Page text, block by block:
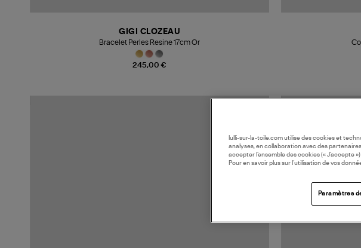
245,00 €
GIGI CLOZEAU
Bracelet Perles Resine 17cm Or
lulli-sur-la-toile.com utilise des cookies et
analyses, en collaboration avec des
accepter l’ensemble des cookies (« J’accepte
Pour en savoir plus sur l’utilisation de vos
Paramètres